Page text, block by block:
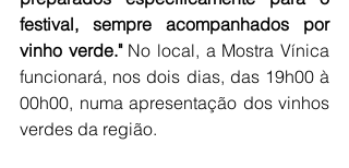
festival, sempre acompanhados por
vinho verde." No local, a Mostra Vínica
funcionará, nos dois dias, das 19h00 à
00h00, numa apresentação dos vinhos
verdes da região.